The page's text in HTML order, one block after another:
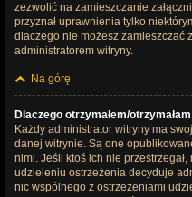
zezwolić na zamieszczanie
przyznał uprawnienia tylko
dlaczego nie możesz zamieszczać
administratorem witryny.
Na górę
Dlaczego otrzymałem/
Każdy administrator witryny ma
danej witrynie. Są one
nimi. Jeśli ktoś ich nie
udzieleniu ostrzeżenia decyduje
nic wspólnego z ostrzeżeniami